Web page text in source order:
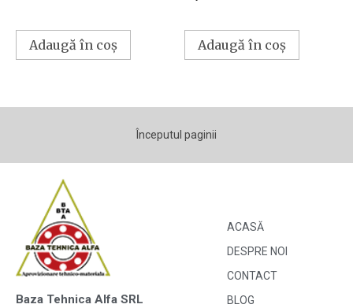
Adaugă în coș Adaugă în coș
Începutul paginii
Baza Tehnica Alfa SRL
ACASĂ
DESPRE NOI
CONTACT
BLOG